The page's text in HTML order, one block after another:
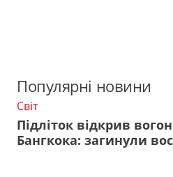
Популярні новини
Світ
Підліток відкрив
Бангкока: загинули